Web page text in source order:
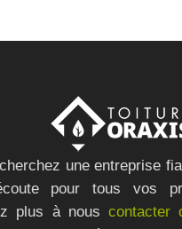
une entreprise
pour tous vos
plus à nouscontacter